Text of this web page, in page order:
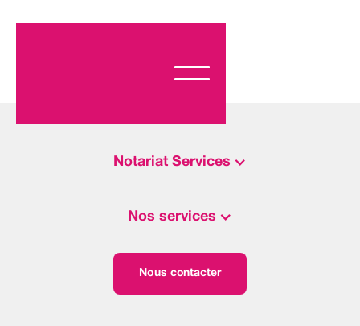
Notariat Services
Nos services
Nous contacter